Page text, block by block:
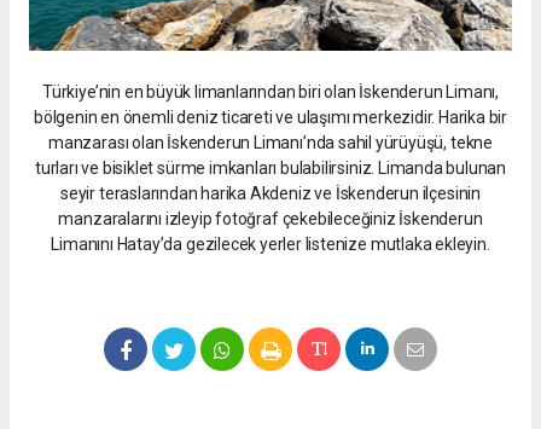
Türkiye’nin en büyük limanlarından biri olan İskenderun Limanı,
bölgenin en önemli deniz ticareti ve ulaşımı merkezidir. Harika bir
manzarası olan İskenderun Limanı’nda sahil yürüyüşü, tekne
turları ve bisiklet sürme imkanları bulabilirsiniz. Limanda bulunan
seyir teraslarından harika Akdeniz ve İskenderun ilçesinin
manzaralarını izleyip fotoğraf çekebileceğiniz İskenderun
Limanını Hatay’da gezilecek yerler listenize mutlaka ekleyin.